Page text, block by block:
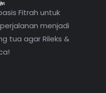
Fitrah untuk
menjadi
tua agar Rileks &